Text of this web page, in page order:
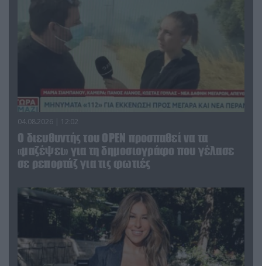
04.08.2026 | 12:02
O διευθυντής του OPEN προσπαθεί να τα
«μαζέψει» για τη δημοσιογράφο που γέλασε
σε ρεπορτάζ για τις φωτιές